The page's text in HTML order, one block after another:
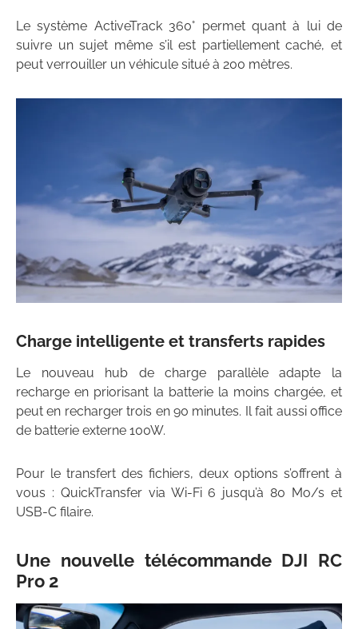
Le système ActiveTrack 360° permet quant à lui de
suivre un sujet même s’il est partiellement caché, et
peut verrouiller un véhicule situé à 200 mètres.
Charge intelligente et transferts rapides
Le nouveau hub de charge parallèle adapte la
recharge en priorisant la batterie la moins chargée, et
peut en recharger trois en 90 minutes. Il fait aussi office
de batterie externe 100W.
Pour le transfert des fichiers, deux options s’offrent à
vous : QuickTransfer via Wi-Fi 6 jusqu’à 80 Mo/s et
USB-C filaire.
Une nouvelle télécommande DJI RC
Pro 2